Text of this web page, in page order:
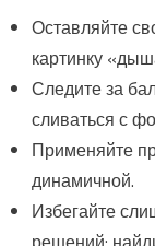
Оставляйте
картинку
Следите за
сливаться с
Применяйте
динамичной.
Избегайте